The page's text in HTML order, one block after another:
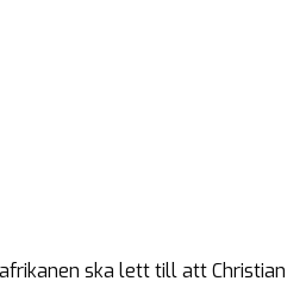
ska lett till att Christian